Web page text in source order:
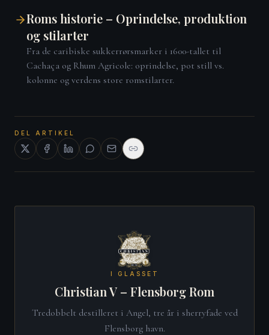
Roms historie – Oprindelse, produktion
og stilarter
Fra de caribiske sukkerrørsmarker i 1600-tallet til
Cachaça og Rhum Agricole: oprindelse, pot still vs.
kolonne og verdens store romstilarter.
DEL ARTIKEL
I GLASSET
Christian V – Flensborg Rom
Tredobbelt destilleret i Angel, tre år i sherryfade ved
Flensborg havn.